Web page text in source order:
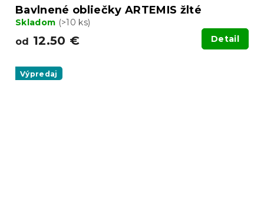
Bavlnené obliečky ARTEMIS žlté
Skladom (>10 ks)
od 12.50 € Detail
Výpredaj